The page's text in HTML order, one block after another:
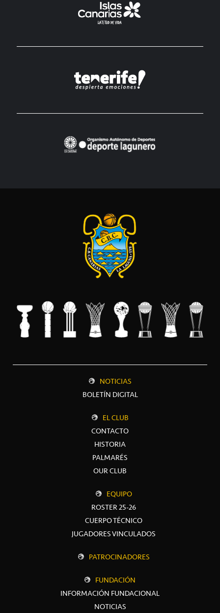
NOTICIAS
BOLETÍN DIGITAL
EL CLUB
CONTACTO
HISTORIA
PALMARÉS
OUR CLUB
EQUIPO
ROSTER 25-26
CUERPO TÉCNICO
JUGADORES VINCULADOS
PATROCINADORES
FUNDACIÓN
INFORMACIÓN FUNDACIONAL
NOTICIAS